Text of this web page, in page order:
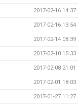
2017-02-16 14:37
2017-02-16 13:54
2017-02-14 08:39
2017-02-10 15:33
2017-02-08 21:01
2017-02-01 18:03
2017-01-27 11:27